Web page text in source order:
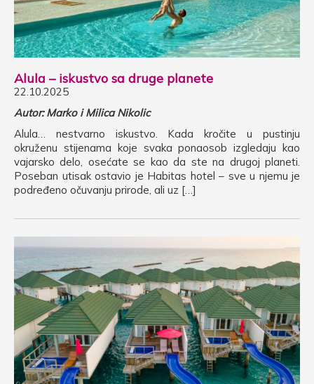
Alula – iskustvo sa druge planete
22.10.2025
Autor: Marko i Milica Nikolic
Alula… nestvarno iskustvo. Kada kročite u pustinju
okruženu stijenama koje svaka ponaosob izgledaju kao
vajarsko delo, osećate se kao da ste na drugoj planeti.
Poseban utisak ostavio je Habitas hotel – sve u njemu je
podređeno očuvanju prirode, ali uz […]